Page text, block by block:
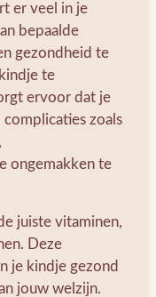
er veel in je
bepaalde
gezondheid te
te
ervoor dat je
zoals
ongemakken te
juiste vitaminen,
Deze
je kindje gezond
jouw welzijn.